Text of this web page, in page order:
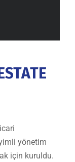
yönetim
için kuruldu.